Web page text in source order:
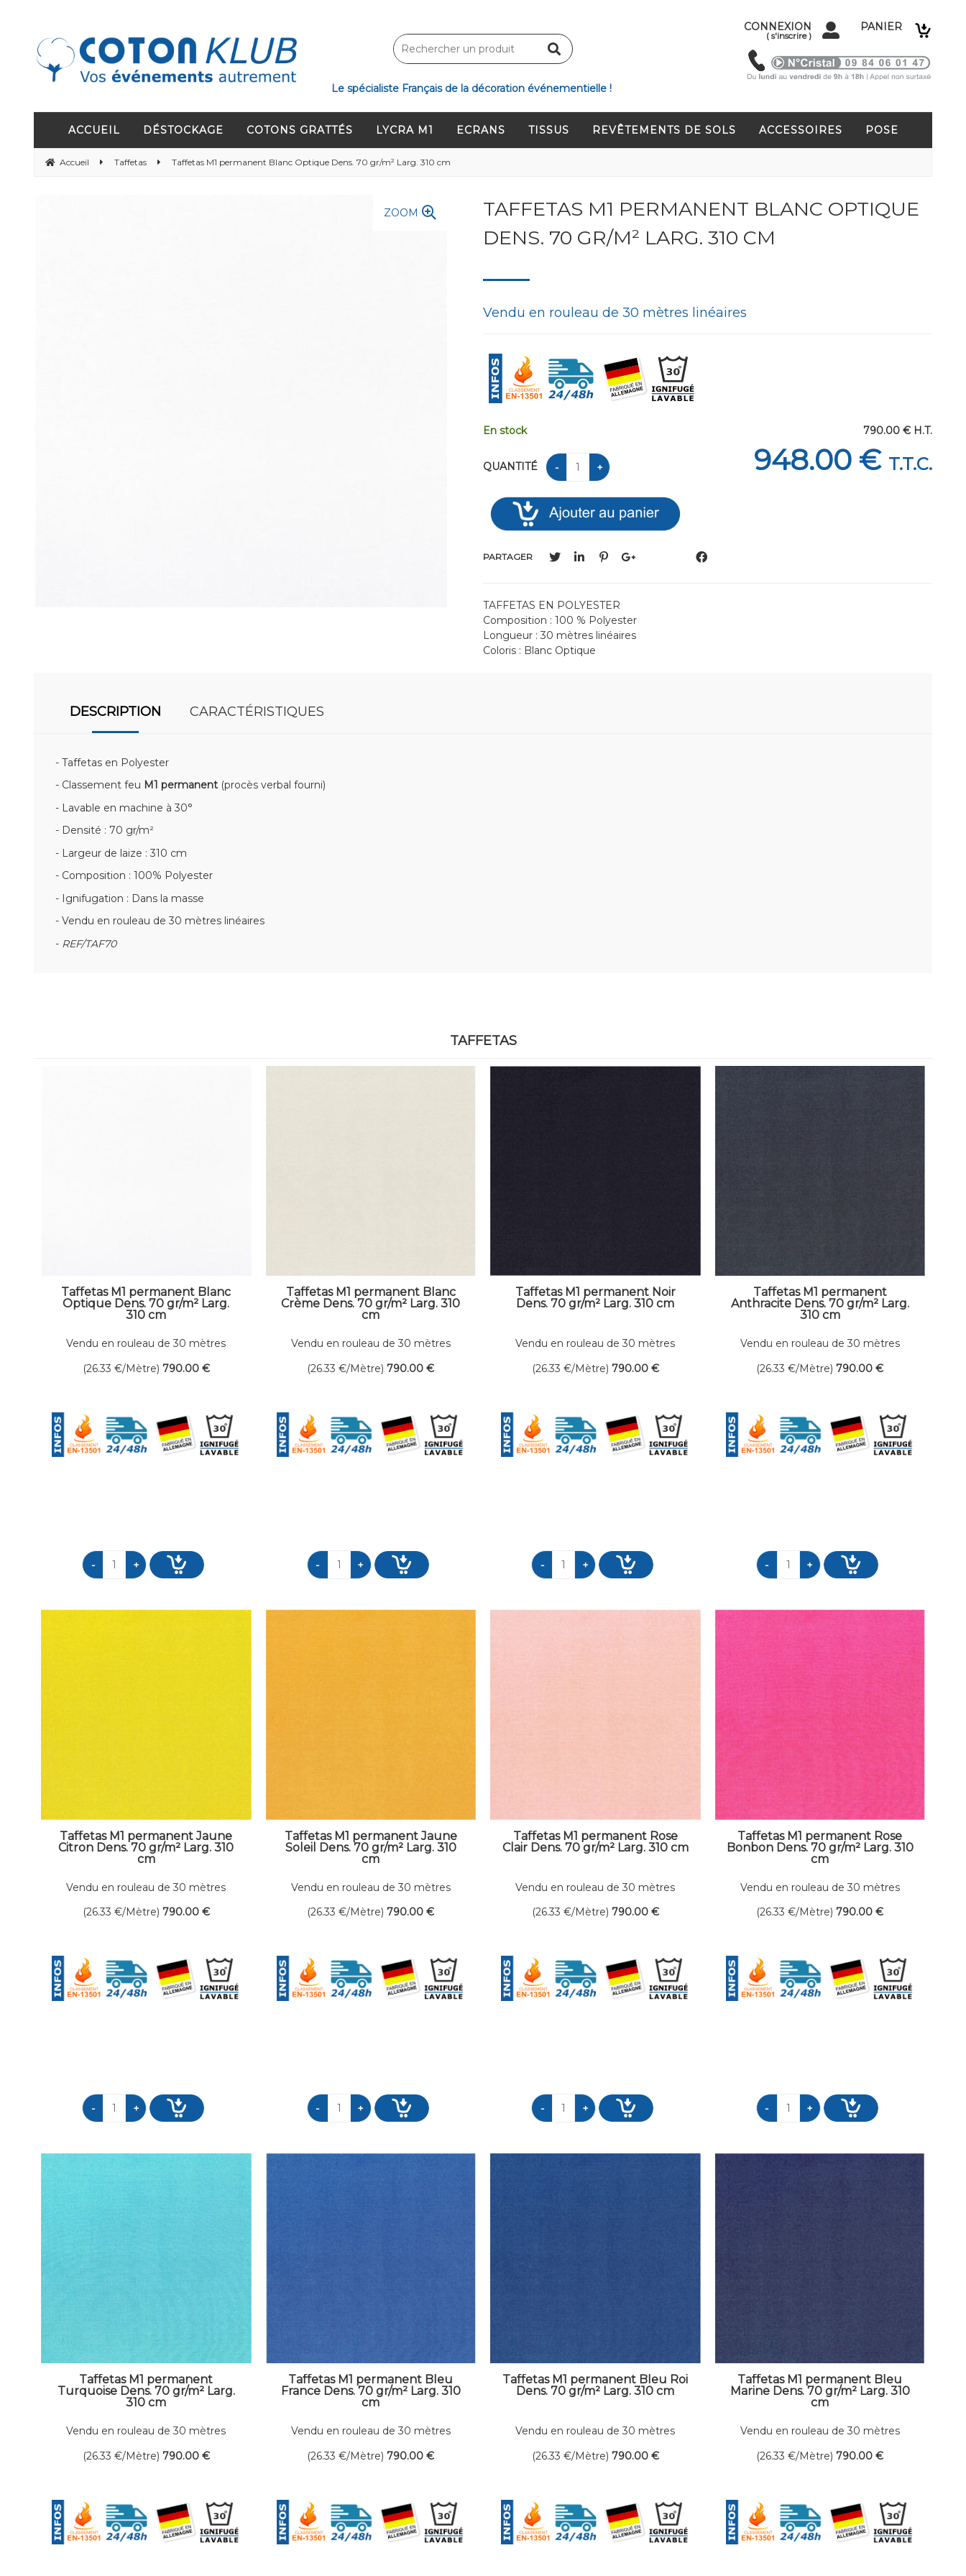
Le spécialiste Français de la décoration événementielle !
CONNEXION
( s'inscrire )
PANIER
ACCUEIL DÉSTOCKAGE COTONS GRATTÉS LYCRA M1 ECRANS TISSUS REVÊTEMENTS DE SOLS ACCESSOIRES POSE
Accueil Taffetas Taffetas M1 permanent Blanc Optique Dens. 70 gr/m² Larg. 310 cm
ZOOM
TAFFETAS M1 PERMANENT BLANC OPTIQUE
DENS. 70 GR/M² LARG. 310 CM
Vendu en rouleau de 30 mètres linéaires
790.00 € H.T.
948.00 € T.T.C.
En stock
QUANTITÉ
PARTAGER
TAFFETAS EN POLYESTER
Composition : 100 % Polyester
Longueur : 30 mètres linéaires
Coloris : Blanc Optique
DESCRIPTION CARACTÉRISTIQUES
- Taffetas en Polyester
- Classement feu M1 permanent (procès verbal fourni)
- Lavable en machine à 30°
- Densité : 70 gr/m²
- Largeur de laize : 310 cm
- Composition : 100% Polyester
- Ignifugation : Dans la masse
- Vendu en rouleau de 30 mètres linéaires
- REF/TAF70
TAFFETAS
Taffetas M1 permanent Blanc
Optique Dens. 70 gr/m² Larg.
310 cm
Vendu en rouleau de 30 mètres
(26.33 €/Mètre) 790.00 €
Taffetas M1 permanent Blanc
Crème Dens. 70 gr/m² Larg. 310
cm
Vendu en rouleau de 30 mètres
(26.33€/Mètre) 790.00 €
Taffetas M1 permanent Noir
Dens. 70 gr/m² Larg. 310 cm
Vendu en rouleau de 30 mètres
(26.33 €/Mètre) 790.00 €
Taffetas M1 permanent
Anthracite Dens. 70 gr/m² Larg.
310 cm
Vendu en rouleau de 30 mètres
(26.33€/Mètre) 790.00 €
Taffetas M1 permanent Jaune
Citron Dens. 70 gr/m² Larg. 310
cm
Vendu en rouleau de 30 mètres
(26.33 €/Mètre) 790.00 €
Taffetas M1 permanent Jaune
Soleil Dens. 70 gr/m² Larg. 310
cm
Vendu en rouleau de 30 mètres
(26.33€/Mètre) 790.00 €
Taffetas M1 permanent Rose
Clair Dens. 70 gr/m² Larg. 310 cm
Vendu en rouleau de 30 mètres
(26.33 €/Mètre) 790.00 €
Taffetas M1 permanent Rose
Bonbon Dens. 70 gr/m² Larg. 310
cm
Vendu en rouleau de 30 mètres
(26.33€/Mètre) 790.00 €
Taffetas M1 permanent
Turquoise Dens. 70 gr/m² Larg.
310 cm
Vendu en rouleau de 30 mètres
(26.33 €/Mètre) 790.00 €
Taffetas M1 permanent Bleu
France Dens. 70 gr/m² Larg. 310
cm
Vendu en rouleau de 30 mètres
(26.33€/Mètre) 790.00 €
Taffetas M1 permanent Bleu Roi
Dens. 70 gr/m² Larg. 310 cm
Vendu en rouleau de 30 mètres
(26.33 €/Mètre) 790.00 €
Taffetas M1 permanent Bleu
Marine Dens. 70 gr/m² Larg. 310
cm
Vendu en rouleau de 30 mètres
(26.33€/Mètre) 790.00 €